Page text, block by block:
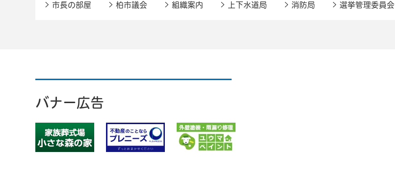
市長の部屋 柏市議会 組織案内 上下水道局 消防局 選挙管理委員会
バナー広告